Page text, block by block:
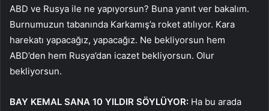
ABD ve Rusya ile ne yapıyorsun? Buna yanıt ver bakalım.
Burnumuzun tabanında Karkamış’a roket atılıyor. Kara
harekatı yapacağız, yapacağız. Ne bekliyorsun hem
ABD’den hem Rusya’dan icazet bekliyorsun. Olur
bekliyorsun.
BAY KEMAL SANA 10 YILDIR SÖYLÜYOR: Ha bu arada